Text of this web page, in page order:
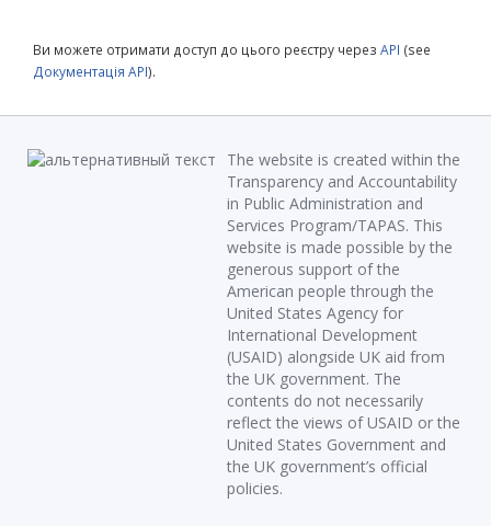
Ви можете отримати доступ до цього реєстру через API (see
Документація API).
The website is created within the
Transparency and Accountability
in Public Administration and
Services Program/TAPAS. This
website is made possible by the
generous support of the
American people through the
United States Agency for
International Development
(USAID) alongside UK aid from
the UK government. The
contents do not necessarily
reflect the views of USAID or the
United States Government and
the UK government’s official
policies.